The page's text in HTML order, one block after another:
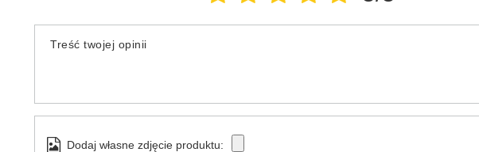
Treść twojej opinii
Dodaj własne zdjęcie produktu: